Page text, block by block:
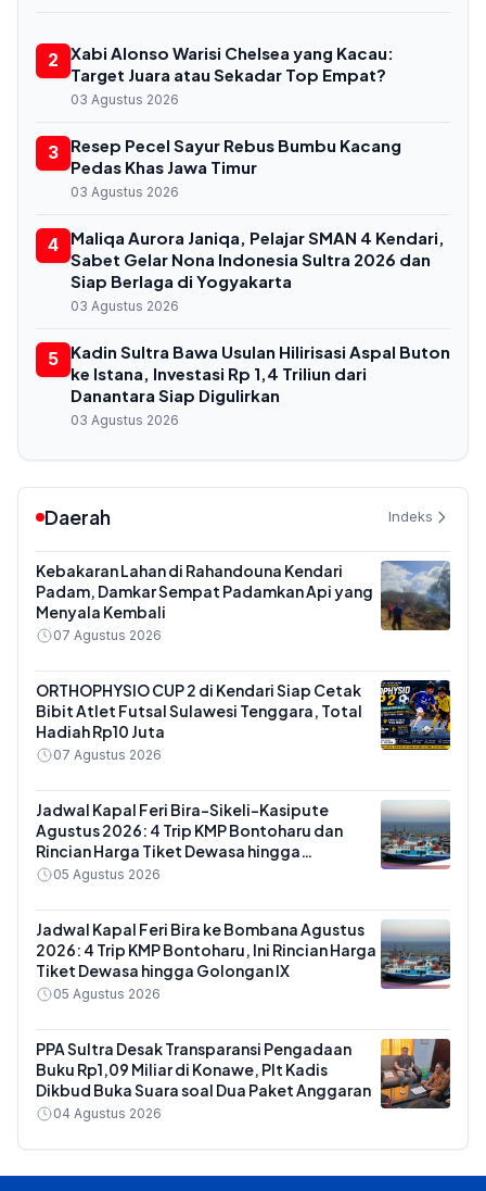
2
Xabi Alonso Warisi Chelsea yang Kacau:
Target Juara atau Sekadar Top Empat?
03 Agustus 2026
3
Resep Pecel Sayur Rebus Bumbu Kacang
Pedas Khas Jawa Timur
03 Agustus 2026
4
Maliqa Aurora Janiqa, Pelajar SMAN 4 Kendari,
Sabet Gelar Nona Indonesia Sultra 2026 dan
Siap Berlaga di Yogyakarta
03 Agustus 2026
5
Kadin Sultra Bawa Usulan Hilirisasi Aspal Buton
ke Istana, Investasi Rp 1,4 Triliun dari
Danantara Siap Digulirkan
03 Agustus 2026
Daerah Indeks
Kebakaran Lahan di Rahandouna Kendari
Padam, Damkar Sempat Padamkan Api yang
Menyala Kembali
07 Agustus 2026
ORTHOPHYSIO CUP 2 di Kendari Siap Cetak
Bibit Atlet Futsal Sulawesi Tenggara, Total
Hadiah Rp10 Juta
07 Agustus 2026
Jadwal Kapal Feri Bira-Sikeli-Kasipute
Agustus 2026: 4 Trip KMP Bontoharu dan
Rincian Harga Tiket Dewasa hingga
Kendaraan Golongan IX
05 Agustus 2026
Jadwal Kapal Feri Bira ke Bombana Agustus
2026: 4 Trip KMP Bontoharu, Ini Rincian Harga
Tiket Dewasa hingga Golongan IX
05 Agustus 2026
PPA Sultra Desak Transparansi Pengadaan
Buku Rp1,09 Miliar di Konawe, Plt Kadis
Dikbud Buka Suara soal Dua Paket Anggaran
04 Agustus 2026